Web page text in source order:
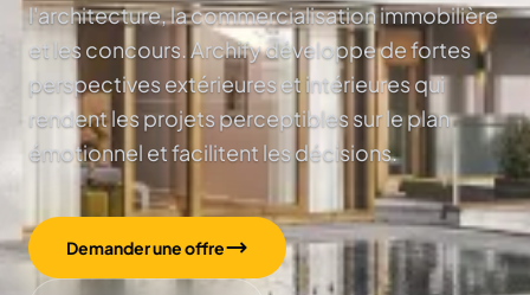
l'architecture, la commercialisation immobilière
et les concours. Archify développe de fortes
perspectives extérieures et intérieures qui
rendent les projets perceptibles sur le plan
émotionnel et facilitent les décisions.
Demander une offre